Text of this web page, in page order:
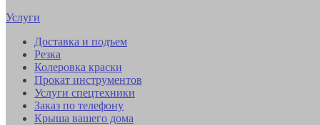
Услуги
Доставка и подъем
Резка
Колеровка краски
Прокат инструментов
Услуги спецтехники
Заказ по телефону
Крыша вашего дома